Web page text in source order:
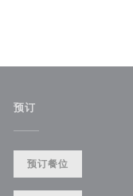
预订
预订餐位